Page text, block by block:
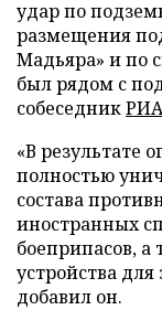
удар по
размещения
Мадьяра» и по
был рядом с
собеседник
«В результате
полностью
состава
иностранных
боеприпасов, а
устройства
добавил он.